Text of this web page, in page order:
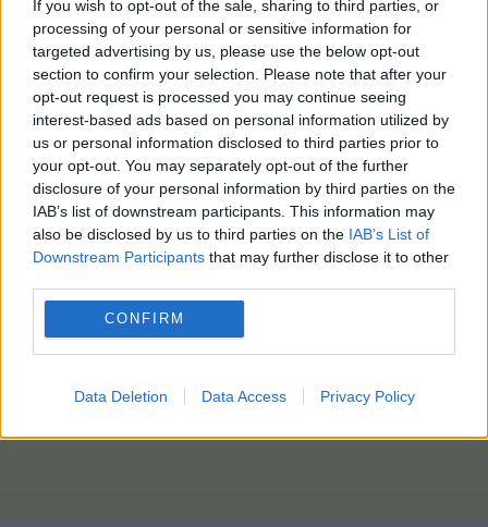
If you wish to opt-out of the sale, sharing to third parties, or
processing of your personal or sensitive information for
targeted advertising by us, please use the below opt-out
section to confirm your selection. Please note that after your
opt-out request is processed you may continue seeing
interest-based ads based on personal information utilized by
us or personal information disclosed to third parties prior to
your opt-out. You may separately opt-out of the further
disclosure of your personal information by third parties on the
IAB’s list of downstream participants. This information may
also be disclosed by us to third parties on the IAB’s List of
Downstream Participants that may further disclose it to other
CONFIRM
Data Deletion Data Access Privacy Policy